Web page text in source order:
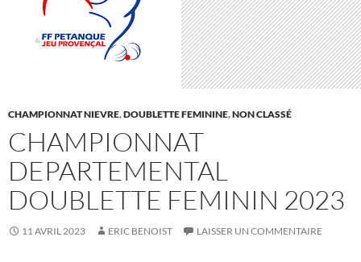
CHAMPIONNAT NIEVRE,DOUBLETTE FEMININE,NON CLASSÉ
CHAMPIONNAT
DEPARTEMENTAL
DOUBLETTE FEMININ 2023
11 AVRIL 2023 ERIC BENOIST LAISSER UN COMMENTAIRE